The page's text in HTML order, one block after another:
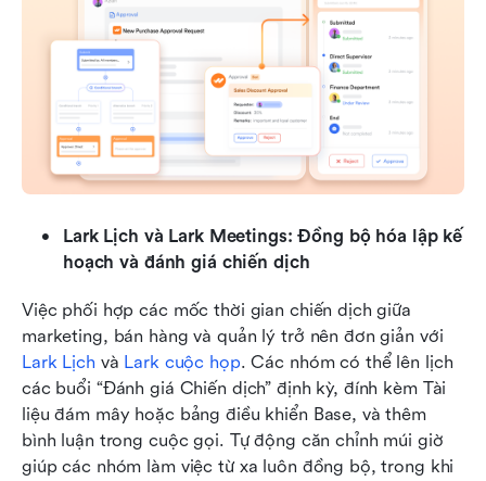
Lark Lịch và Lark Meetings: Đồng bộ hóa lập kế
hoạch và đánh giá chiến dịch
Việc phối hợp các mốc thời gian chiến dịch giữa
Lark Lịch và Lark cuộc họp. Các nhóm có thể lên lịch
các buổi “Đánh giá Chiến dịch” định kỳ, đính kèm Tài
liệu đám mây hoặc bảng điều khiển Base, và thêm
bình luận trong cuộc gọi. Tự động căn chỉnh múi giờ
giúp các nhóm làm việc từ xa luôn đồng bộ, trong khi